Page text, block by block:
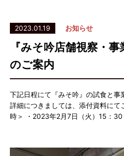
2023.01.19 お知らせ
『みそ吟店舗視察・
のご案内
下記日程にて『みそ吟』の試食と事
詳細につきましては、添付資料にて
時＞ ・2023年2月7日（火）15：